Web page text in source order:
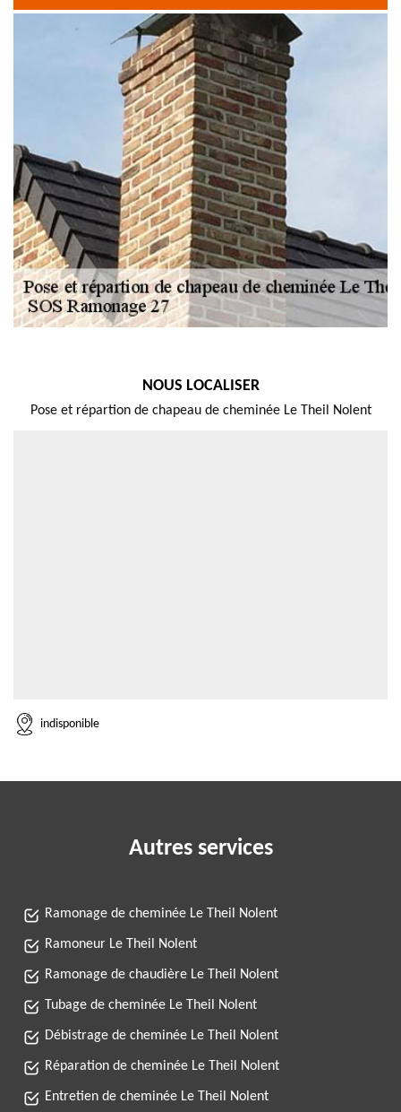
NOUS LOCALISER
Pose et répartion de chapeau de cheminée Le Theil Nolent
indisponible
Autres services
Ramonage de cheminée Le Theil Nolent
Ramoneur Le Theil Nolent
Ramonage de chaudière Le Theil Nolent
Tubage de cheminée Le Theil Nolent
Débistrage de cheminée Le Theil Nolent
Réparation de cheminée Le Theil Nolent
Entretien de cheminée Le Theil Nolent